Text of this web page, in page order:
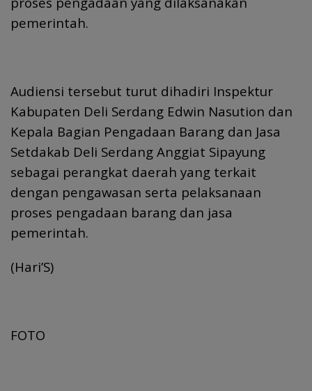
pemerintah.
Audiensi tersebut turut dihadiri Inspektur
Kabupaten Deli Serdang Edwin Nasution dan
Kepala Bagian Pengadaan Barang dan Jasa
Setdakab Deli Serdang Anggiat Sipayung
sebagai perangkat daerah yang terkait
dengan pengawasan serta pelaksanaan
proses pengadaan barang dan jasa
pemerintah.
(Hari’S)
FOTO